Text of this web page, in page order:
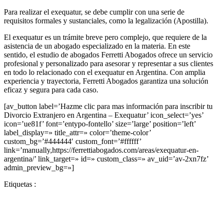
Para realizar el exequatur, se debe cumplir con una serie de
requisitos formales y sustanciales, como la legalización (Apostilla).
El exequatur es un trámite breve pero complejo, que requiere de la
asistencia de un abogado especializado en la materia. En este
sentido, el estudio de abogados Ferretti Abogados ofrece un servicio
profesional y personalizado para asesorar y representar a sus clientes
en todo lo relacionado con el exequatur en Argentina. Con amplia
experiencia y trayectoria, Ferretti Abogados garantiza una solución
eficaz y segura para cada caso.
[av_button label=’Hazme clic para mas información para inscribir tu
Divorcio Extranjero en Argentina – Exequatur’ icon_select=’yes’
icon=’ue81f’ font=’entypo-fontello’ size=’large’ position=’left’
label_display=» title_attr=» color=’theme-color’
custom_bg=’#444444′ custom_font=’#ffffff’
link=’manually,https://ferrettiabogados.com/areas/exequatur-en-
argentina/’ link_target=» id=» custom_class=» av_uid=’av-2xn7fz’
admin_preview_bg=»]
Etiquetas :